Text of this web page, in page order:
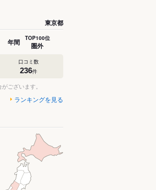
東京都
年間 TOP100位
圏外
口コミ数
236件
ございます。
ランキングを見る